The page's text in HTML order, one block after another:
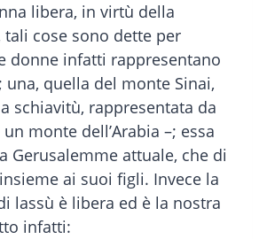
libera, in virtù della
tali cose sono dette per
donne infatti rappresentano
una, quella del monte Sinai,
schiavitù, rappresentata da
monte dell’Arabia –; essa
Gerusalemme attuale, che di
ai suoi figli. Invece la
lassù è libera ed è la nostra
infatti: